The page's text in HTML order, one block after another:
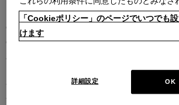
イン性は高い評価を得ています。この普遍的
のは、高水準のテクノロジーとアルチザン（職
の見事な融合であり、また、永年をかけ築き
と研究、著名な建築家やデザイナーとの協業
ナは、時代を越えて人々を魅了し、特別な満足
す。
「Cookieポリシー」のページでいつでも
けます
OK
詳細設定